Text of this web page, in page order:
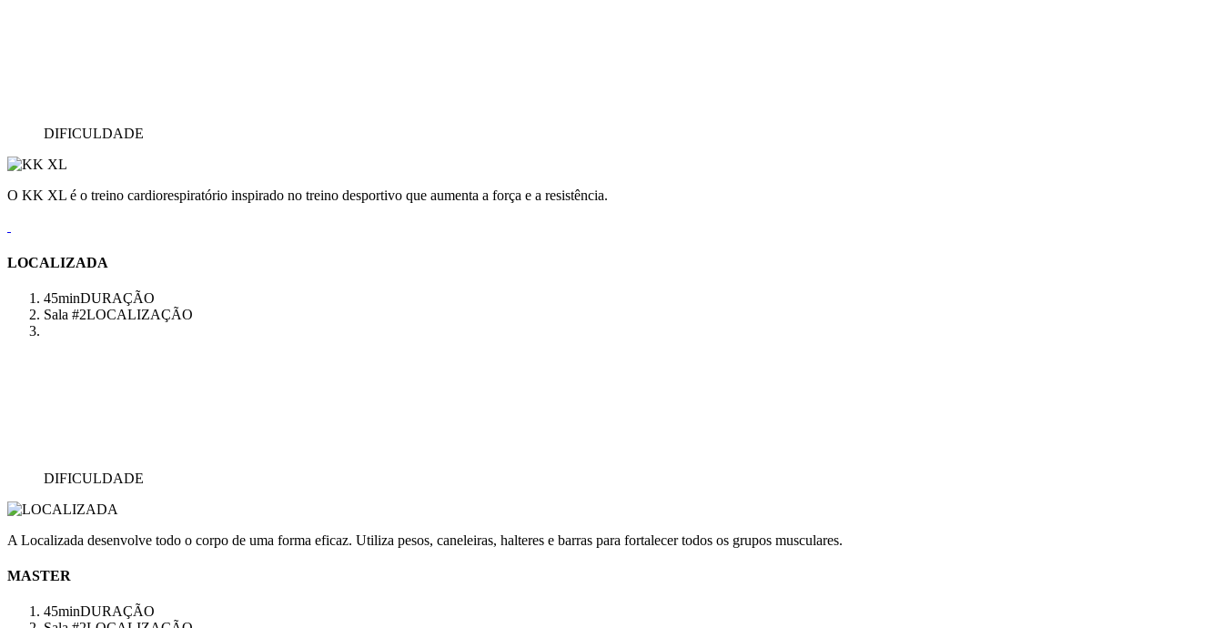
DIFICULDADE
O KK XL é o treino cardiorespiratório inspirado no treino desportivo que aumenta a força e a resistência.
LOCALIZADA
45minDURAÇÃO
Sala #2LOCALIZAÇÃO
DIFICULDADE
A Localizada desenvolve todo o corpo de uma forma eficaz. Utiliza pesos, caneleiras, halteres e barras para fortalecer todos os grupos musculares.
MASTER
45minDURAÇÃO